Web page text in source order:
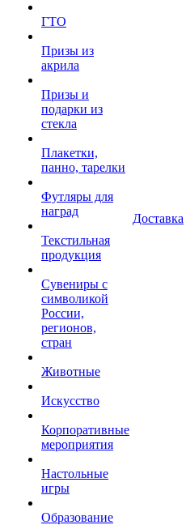
ГТО
Призы из
акрила
Призы и
подарки из
стекла
Плакетки,
панно, тарелки
Футляры для
наград
Текстильная
продукция
Сувениры с
символикой
России,
регионов,
стран
Животные
Искусство
Корпоративные
мероприятия
Настольные
игры
Образование
Доставка